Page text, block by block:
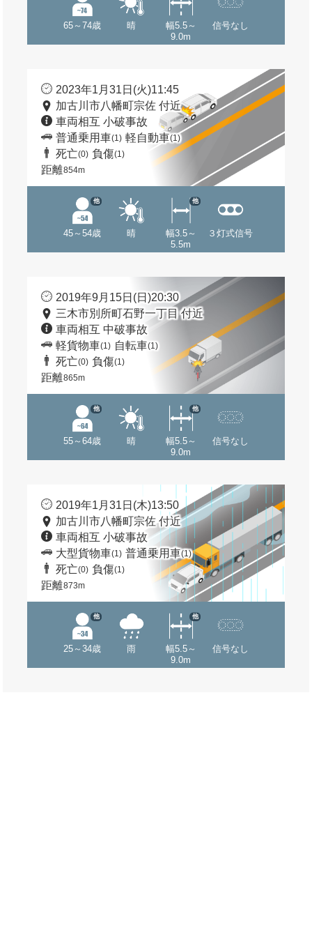
65～74歳 晴
幅5.5～
9.0m
信号なし
2023年1月31日(火)11:45
加古川市八幡町宗佐 付近
車両相互 小破事故
普通乗用車(1) 軽自動車(1)
死亡(0) 負傷(1)
距離854m
45～54歳
他
晴
幅3.5～
5.5m
他
３灯式信号
2019年9月15日(日)20:30
三木市別所町石野一丁目 付近
車両相互 中破事故
軽貨物車(1) 自転車(1)
死亡(0) 負傷(1)
距離865m
55～64歳
他
晴
幅5.5～
9.0m
他
信号なし
2019年1月31日(木)13:50
加古川市八幡町宗佐 付近
車両相互 小破事故
大型貨物車(1) 普通乗用車(1)
死亡(0) 負傷(1)
距離873m
25～34歳
他
雨
幅5.5～
9.0m
他
信号なし